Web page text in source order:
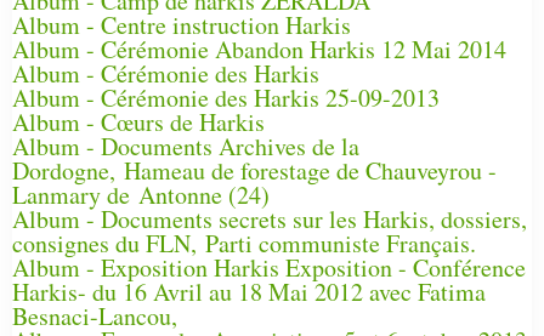
Album - Centre instruction Harkis
Album - Cérémonie Abandon Harkis 12 Mai 2014
Album - Cérémonie des Harkis
Album - Cérémonie des Harkis 25-09-2013
Album - Cœurs de Harkis
Album - Documents Archives de la
Dordogne, Hameau de forestage de Chauveyrou -
Lanmary de Antonne (24)
Album - Documents secrets sur les Harkis, dossiers,
consignes du FLN, Parti communiste Français.
Album - Exposition Harkis Exposition - Conférence
Harkis- du 16 Avril au 18 Mai 2012 avec Fatima
Besnaci-Lancou,